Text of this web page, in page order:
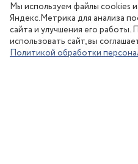
Новосибирск:
Мы используем файлы cookies
Яндекс.Метрика для анализа
сайта и улучшения его работы.
использовать сайт, вы
Политикой обработки